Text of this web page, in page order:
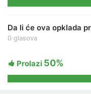
Da li će ova opklada
0 glasova
Prolazi 50%